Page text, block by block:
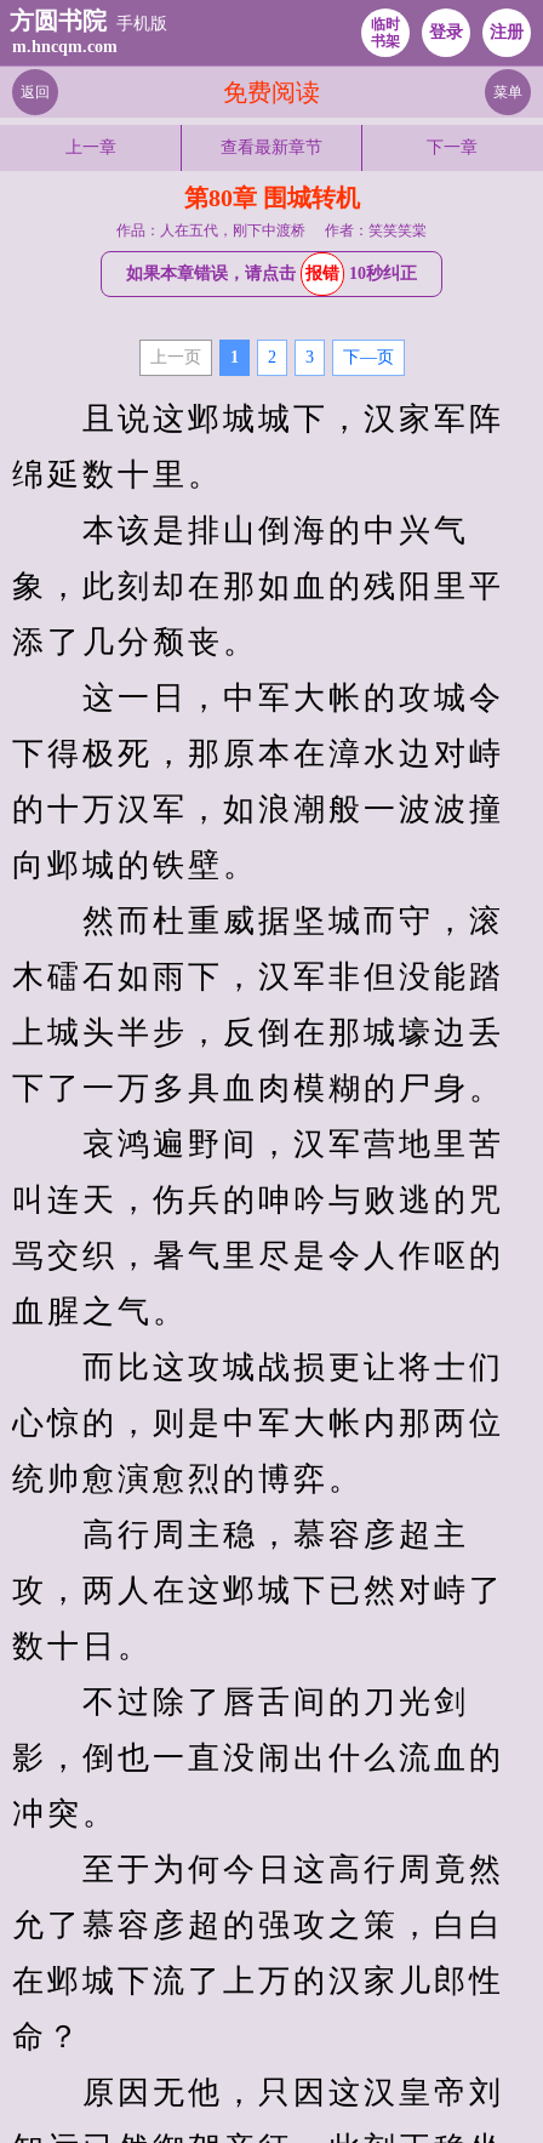
方圆书院 手机版
m.hncqm.com
临时
书架
登录 注册
免费阅读
返回 菜单
上一章 查看最新章节 下一章
第80章 围城转机
作品：人在五代，刚下中渡桥 作者：笑笑笑棠
如果本章错误，请点击 报错 10秒纠正
上一页 1 2 3 下—页
且说这邺城城下，汉家军阵
绵延数十里。
本该是排山倒海的中兴气
象，此刻却在那如血的残阳里平
添了几分颓丧。
这一日，中军大帐的攻城令
下得极死，那原本在漳水边对峙
的十万汉军，如浪潮般一波波撞
向邺城的铁壁。
然而杜重威据坚城而守，滚
木礌石如雨下，汉军非但没能踏
上城头半步，反倒在那城壕边丢
下了一万多具血肉模糊的尸身。
哀鸿遍野间，汉军营地里苦
叫连天，伤兵的呻吟与败逃的咒
骂交织，暑气里尽是令人作呕的
血腥之气。
而比这攻城战损更让将士们
心惊的，则是中军大帐内那两位
统帅愈演愈烈的博弈。
高行周主稳，慕容彦超主
攻，两人在这邺城下已然对峙了
数十日。
不过除了唇舌间的刀光剑
影，倒也一直没闹出什么流血的
冲突。
至于为何今日这高行周竟然
允了慕容彦超的强攻之策，白白
在邺城下流了上万的汉家儿郎性
命？
原因无他，只因这汉皇帝刘